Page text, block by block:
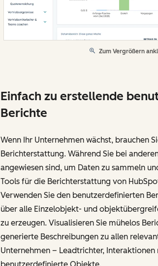
Zum Vergrößern
Einfach zu erstellende
Berichte
Wenn Ihr Unternehmen wächst, brauchen
Berichterstattung. Während Sie bei
angewiesen sind, um Daten zu sammeln
Tools für die Berichterstattung von
Verwenden Sie den benutzerdefinierten
über alle Einzelobjekt- und
zu erzeugen. Visualisieren Sie mühelos
generierte Beschreibungen zu allen
Unternehmen – Leadtrichter,